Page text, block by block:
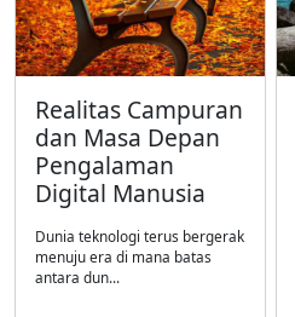
Realitas Campuran
dan Masa Depan
Pengalaman
Digital Manusia
Dunia teknologi terus bergerak
menuju era di mana batas
antara dun...